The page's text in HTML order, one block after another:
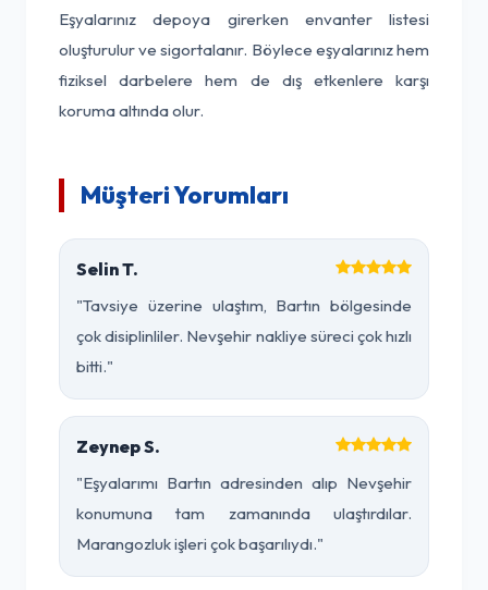
Eşyalarınız depoya girerken envanter listesi
oluşturulur ve sigortalanır. Böylece eşyalarınız hem
fiziksel darbelere hem de dış etkenlere karşı
koruma altında olur.
Müşteri Yorumları
Selin T.
"Tavsiye üzerine ulaştım, Bartın bölgesinde
çok disiplinliler. Nevşehir nakliye süreci çok hızlı
bitti."
Zeynep S.
"Eşyalarımı Bartın adresinden alıp Nevşehir
konumuna tam zamanında ulaştırdılar.
Marangozluk işleri çok başarılıydı."